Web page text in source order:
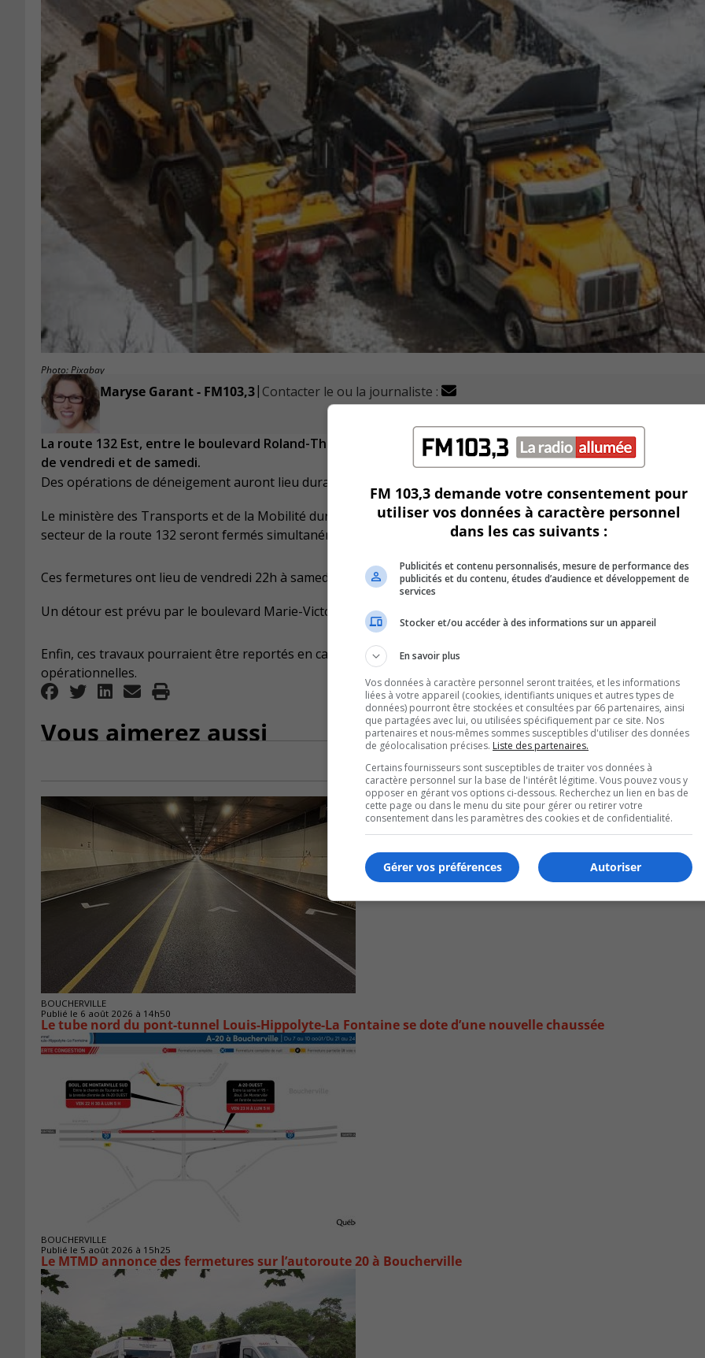
Photo: Pixabay
Maryse Garant - FM103,3| Contacter le ou la journaliste :
La route 132 Est, entre le boulevard Roland-Therrien et l’autoroute 20, sera fermée à la circulation dans les
de vendredi et de samedi.
Des opérations de déneigement auront lieu durant ces périodes.
Le ministère des Transports et de la Mobilité durable explique que les trois corridors de circulation aménagés
secteur de la route 132 seront fermés simultanément.
Ces fermetures ont lieu de vendredi 22h à samedi 7h, ainsi que de 22h samedi à 8h dimanche.
Un détour est prévu par le boulevard Marie-Victorin.
Enfin, ces travaux pourraient être reportés en cas de conditions météorologiques défavorables ou de
opérationnelles.
Vous aimerez aussi
BOUCHERVILLE
Publié le 6 août 2026 à 14h50
Le tube nord du pont-tunnel Louis-Hippolyte-La Fontaine se dote d’une nouvelle chaussée
BOUCHERVILLE
Publié le 5 août 2026 à 15h25
Le MTMD annonce des fermetures sur l’autoroute 20 à Boucherville
FM 103,3 demande votre consentement pour
utiliser vos données à caractère personnel
dans les cas suivants :
Publicités et contenu personnalisés, mesure de performance des
publicités et du contenu, études d’audience et développement de
services
Stocker et/ou accéder à des informations sur un appareil
En savoir plus
Vos données à caractère personnel seront traitées, et les informations
liées à votre appareil (cookies, identifiants uniques et autres types de
données) pourront être stockées et consultées par 66 partenaires, ainsi
que partagées avec lui, ou utilisées spécifiquement par ce site. Nos
partenaires et nous-mêmes sommes susceptibles d'utiliser des données
de géolocalisation précises. Liste des partenaires.
Certains fournisseurs sont susceptibles de traiter vos données à
caractère personnel sur la base de l'intérêt légitime. Vous pouvez vous y
opposer en gérant vos options ci-dessous. Recherchez un lien en bas de
cette page ou dans le menu du site pour gérer ou retirer votre
consentement dans les paramètres des cookies et de confidentialité.
Autoriser
Gérer vos préférences